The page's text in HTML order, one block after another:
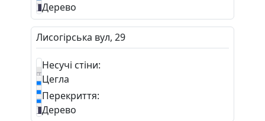
Дерево
Лисогірська вул, 29
Несучі стіни:
Цегла
Перекриття:
Дерево